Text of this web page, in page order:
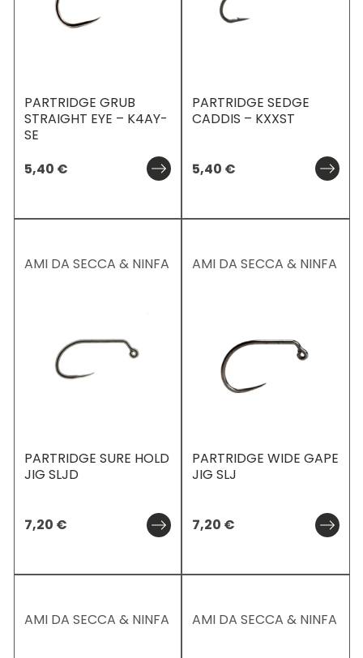
PARTRIDGE GRUB
STRAIGHT EYE – K4AY-
SE
5,40 €
PARTRIDGE SEDGE
CADDIS – KXXST
5,40 €
AMI DA SECCA & NINFA
PARTRIDGE SURE HOLD
JIG SLJD
7,20 €
AMI DA SECCA & NINFA
PARTRIDGE WIDE GAPE
JIG SLJ
7,20 €
AMI DA SECCA & NINFA AMI DA SECCA & NINFA